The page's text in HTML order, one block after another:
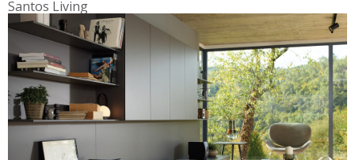
Santos Living